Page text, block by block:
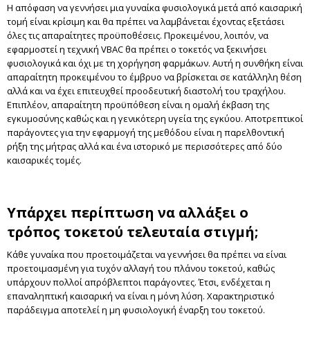
Η απόφαση να γεννήσει μια γυναίκα φυσιολογικά μετά από καισαρική
τομή είναι κρίσιμη και θα πρέπει να λαμβάνεται έχοντας εξετάσει
όλες τις απαραίτητες προϋποθέσεις. Προκειμένου, λοιπόν, να
εφαρμοστεί η τεχνική VBAC θα πρέπει ο τοκετός να ξεκινήσει
φυσιολογικά και όχι με τη χορήγηση φαρμάκων. Αυτή η συνθήκη είναι
απαραίτητη προκειμένου το έμβρυο να βρίσκεται σε κατάλληλη θέση
αλλά και να έχει επιτευχθεί προοδευτική διαστολή του τραχήλου.
Επιπλέον, απαραίτητη προϋπόθεση είναι η ομαλή έκβαση της
εγκυμοσύνης καθώς και η γενικότερη υγεία της εγκύου. Αποτρεπτικοί
παράγοντες για την εφαρμογή της μεθόδου είναι η παρελθοντική
ρήξη της μήτρας αλλά και ένα ιστορικό με περισσότερες από δύο
καισαρικές τομές.
Υπάρχει περίπτωση να αλλάξει ο
τρόπος τοκετού τελευταία στιγμή;
Κάθε γυναίκα που προετοιμάζεται να γεννήσει θα πρέπει να είναι
προετοιμασμένη για τυχόν αλλαγή του πλάνου τοκετού, καθώς
υπάρχουν πολλοί απρόβλεπτοι παράγοντες. Έτσι, ενδέχεται η
επαναληπτική καισαρική να είναι η μόνη λύση. Χαρακτηριστικό
παράδειγμα αποτελεί η μη φυσιολογική έναρξη του τοκετού.